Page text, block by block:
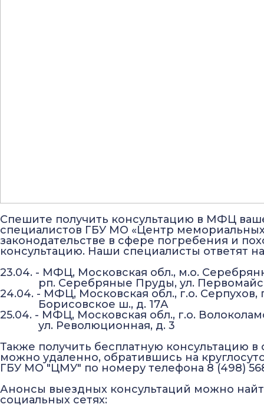
Спешите получить консультацию в МФЦ
специалистов ГБУ МО «Центр мемориальных
законодательстве в сфере погребения и
консультацию. Наши специалисты ответят
23.04. - МФЦ, Московская обл., м.о.
рп. Серебряные Пруды, ул.
24.04. - МФЦ, Московская обл., г.о. Серпухов,
Борисовское ш., д. 17А
25.04. - МФЦ, Московская обл., г.о.
ул. Революционная, д. 3
Также получить бесплатную консультацию
можно удаленно, обратившись на
ГБУ МО "ЦМУ" по номеру телефона 8 (498)
Анонсы выездных консультаций можно
социальных сетях: